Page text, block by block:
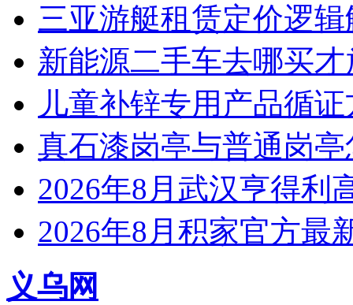
三亚游艇租赁定价逻
新能源二手车去哪买
儿童补锌专用产品循
真石漆岗亭与普通岗
2026年8月武汉亨得利
2026年8月积家官方最
义乌网